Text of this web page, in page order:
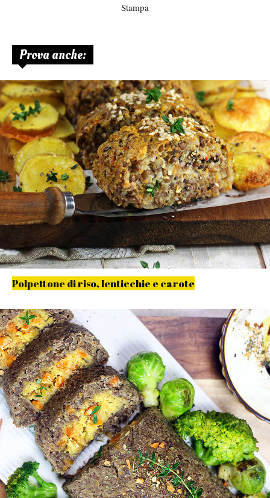
Stampa
Prova anche:
Polpettone di riso, lenticchie e carote